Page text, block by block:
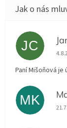
JC
Paní Mišoňová je
MK